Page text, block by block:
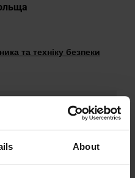
About
та техніку безпеки